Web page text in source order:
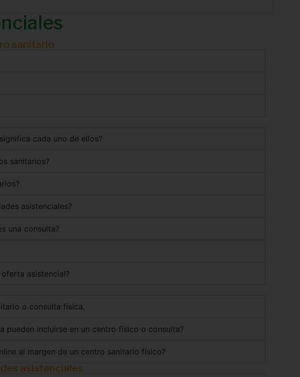
sanitario
cada uno de ellos?
sanitarios?
asistenciales?
una consulta?
asistencial?
o consulta física.
pueden incluirse en un centro físico o consulta?
al margen de un centro sanitario físico?
asistenciales